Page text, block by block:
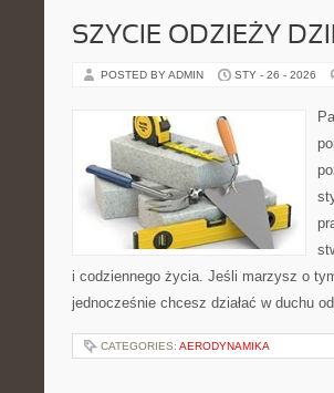
SZYCIE ODZIEŻY
POSTED BY ADMIN STY - 26 - 2026
i codziennego życia. Jeśli marzysz o
jednocześnie chcesz działać w duchu
CATEGORIES: AERODYNAMIKA